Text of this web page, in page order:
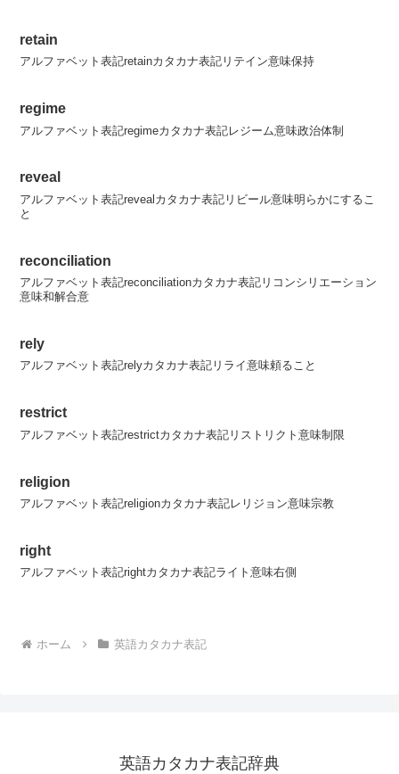
retain
アルファベット表記retainカタカナ表記リテイン意味保持
regime
アルファベット表記regimeカタカナ表記レジーム意味政治体制
reveal
アルファベット表記revealカタカナ表記リビール意味明らかにするこ
と
reconciliation
アルファベット表記reconciliationカタカナ表記リコンシリエーション
意味和解合意
rely
アルファベット表記relyカタカナ表記リライ意味頼ること
restrict
アルファベット表記restrictカタカナ表記リストリクト意味制限
religion
アルファベット表記religionカタカナ表記レリジョン意味宗教
right
アルファベット表記rightカタカナ表記ライト意味右側
ホーム 英語カタカナ表記
英語カタカナ表記辞典